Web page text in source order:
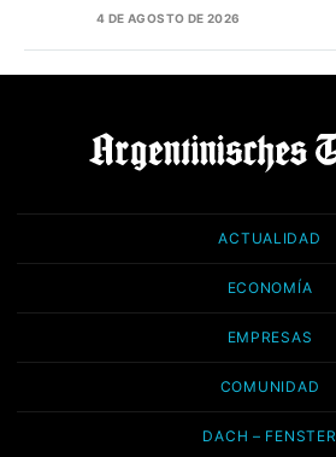
4 DE AGOSTO DE 2026
ACTUALIDAD
ECONOMÍA
EMPRESAS
COMUNIDAD
DACH – FENSTER